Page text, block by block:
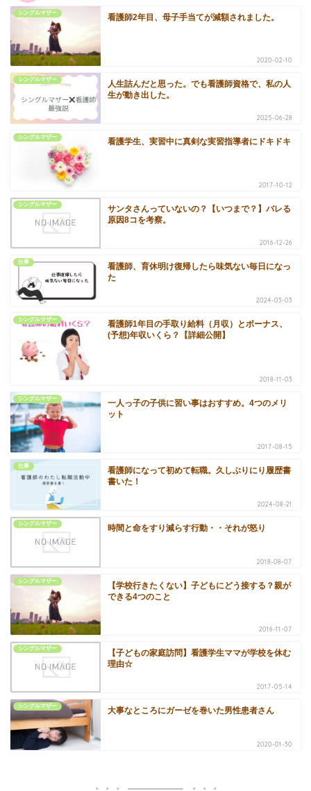
シングルマザー 看護師2年目、母子手当てが減額されました。
2020-02-10
シングルマザー
人生詰んだと思った。でも看護師資格で、私の人
生が動き出した。
2025-06-28
シングルマザー 看護学生、実習中に真剣な実習指導者にドキドキ
2017-10-12
シングルマザー
サンタさんっていないの？【いつまで？】バレる
原因8コを考察。
2016-12-26
仕事
看護師、育休明け復帰したら味気ない毎日になっ
た
2024-03-03
シングルマザー
看護師1年目の手取り給料（月収）とボーナス、
(予想)年収いくら？【詳細公開】
2018-11-03
シングルマザー
一人っ子の子供に習い事はおすすめ。4つのメリ
ット
2017-08-15
仕事
看護師になって初めて転職。久しぶりにり履歴書
書いた！
2024-08-21
シングルマザー 時間と命をすり減らす行動・・それが怒り
2018-08-07
シングルマザー
【学校行きたくない】子どもにどう接する？親が
できる4つのこと
2016-11-07
シングルマザー
【子どもの家庭訪問】看護学生ママが学校を休む
理由☆
2017-05-14
シングルマザー 大事なところにガーゼを巻いた男性患者さん
2020-01-30